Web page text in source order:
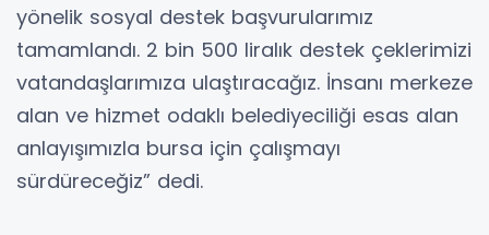
yönelik sosyal destek başvurularımız
tamamlandı. 2 bin 500 liralık destek çeklerimizi
vatandaşlarımıza ulaştıracağız. İnsanı merkeze
alan ve hizmet odaklı belediyeciliği esas alan
anlayışımızla bursa için çalışmayı
sürdüreceğiz” dedi.